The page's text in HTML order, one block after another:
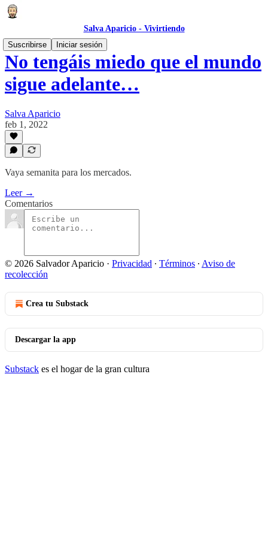
Salva Aparicio - Vivirtiendo
Suscribirse
Iniciar sesión
No tengáis miedo que el mundo
sigue adelante…
Salva Aparicio
feb 1, 2022
Vaya semanita para los mercados.
Leer →
Comentarios
© 2026 Salvador Aparicio · Privacidad ∙ Términos ∙ Aviso de
recolección
Crea tu Substack
Descargar la app
Substack es el hogar de la gran cultura